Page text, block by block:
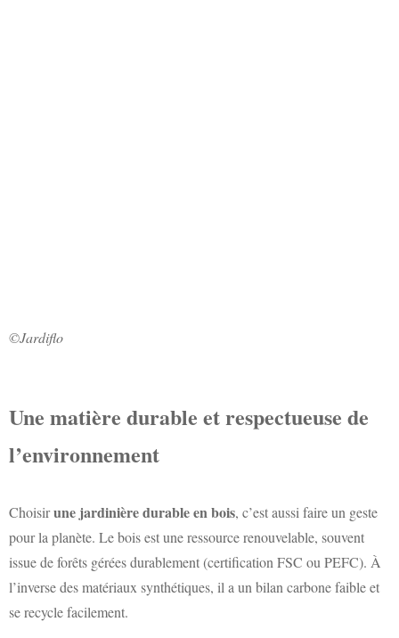
©Jardiflo
Une matière durable et respectueuse de
l’environnement
Choisirune jardinière durable en bois, c’est aussi faire un geste
pour la planète. Le bois est une ressource renouvelable, souvent
issue de forêts gérées durablement (certification FSC ou PEFC). À
l’inverse des matériaux synthétiques, il a un bilan carbone faible et
se recycle facilement.